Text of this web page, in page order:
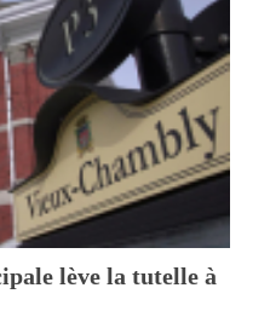
lève la tutelle à